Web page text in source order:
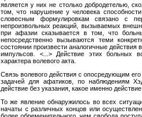
является у них не столько доб­родетелью,
том, что нарушение у человека
словесным формулировкам связано с
непроизвольных реакций, вызываемых
при афазии сказывается в том, что
непосредственно вызываются теми
состоянии произвести аналогичные действия
импульсов. <...> Дей­ствие этих больных
характера волевого акта.
Связь волевого действия с опосредующим
задачей для афатиков, по наблюдениям
действие без указания, какое именно
То же явление обнаружилось во всех
начаты с различных концов или